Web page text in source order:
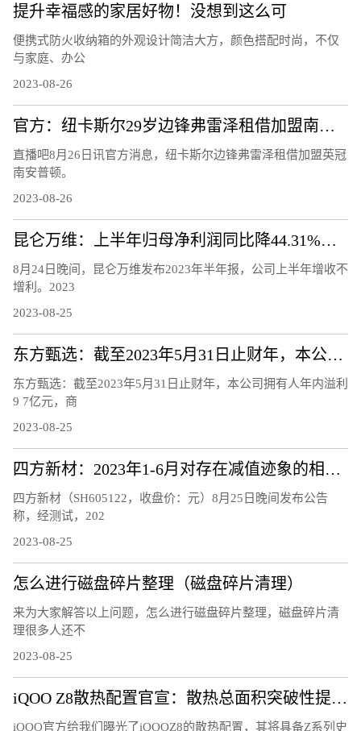
提升幸福感的家居好物！没想到这么可
便携式防火收纳箱的外观设计简洁大方，颜色搭配时尚，不仅
与家庭、办公
2023-08-26
官方：纽卡斯尔29岁边锋弗雷泽租借加盟南安普顿
直播吧8月26日讯官方消息，纽卡斯尔边锋弗雷泽租借加盟英冠
南安普顿。
2023-08-26
昆仑万维：上半年归母净利润同比降44.31%，股价年内翻番
8月24日晚间，昆仑万维发布2023年半年报，公司上半年增收不
增利。2023
2023-08-25
东方甄选：截至2023年5月31日止财年，本公司拥有人年内溢利9.7亿元，商品交易总额100亿元
东方甄选：截至2023年5月31日止财年，本公司拥有人年内溢利
9 7亿元，商
2023-08-25
四方新材：2023年1-6月对存在减值迹象的相关资产计提减值准备3027.15万元
四方新材（SH605122，收盘价：元）8月25日晚间发布公告
称，经测试，202
2023-08-25
怎么进行磁盘碎片整理（磁盘碎片清理）
来为大家解答以上问题，怎么进行磁盘碎片整理，磁盘碎片清
理很多人还不
2023-08-25
iQOO Z8散热配置官宣：散热总面积突破性提升25%
iQOO官方给我们曝光了iQOOZ8的散热配置，其将具备Z系列史